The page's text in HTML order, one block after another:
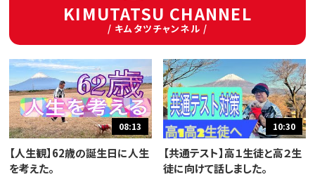
KIMUTATSU CHANNEL
/ キムタツチャンネル /
08:13
【人生観】62歳の誕生日に人生
を考えた。
10:30
【共通テスト】高１生徒と高２生
徒に向けて話しました。